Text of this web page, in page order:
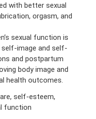
with better sexual
orgasm, and
sexual function is
image and self-
and postpartum
body image and
health outcomes.
self-esteem,
function